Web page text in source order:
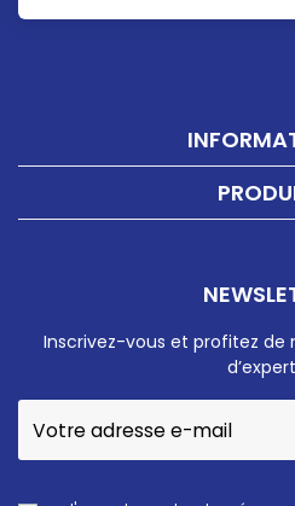
Inscrivez-vous et profitez de